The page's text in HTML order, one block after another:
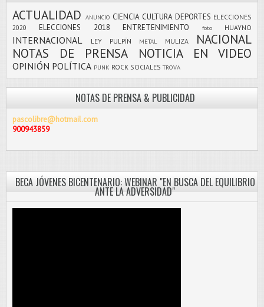
ACTUALIDAD ANUNCIO CIENCIA CULTURA DEPORTES ELECCIONES
2020
ELECCIONES 2018 ENTRETENIMIENTO foto HUAYNO
INTERNACIONAL LEY PULPÍN METAL MULIZA
NACIONAL
NOTAS DE PRENSA
NOTICIA EN VIDEO
OPINIÓN POLÍTICA PUNK ROCK SOCIALES TROVA
NOTAS DE PRENSA & PUBLICIDAD
pascolibre@hotmail.com
900943859
BECA JÓVENES BICENTENARIO: WEBINAR "EN BUSCA DEL EQUILIBRIO
ANTE LA ADVERSIDAD"